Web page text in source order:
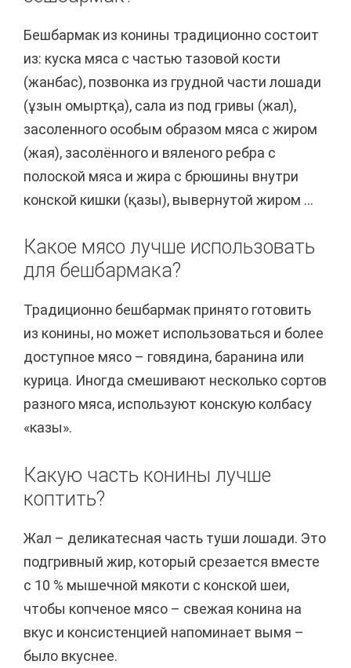
Бешбармак из конины традиционно состоит
из: куска мяса с частью тазовой кости
(жанбас), позвонка из грудной части лошади
(ұзын омыртқа), сала из под гривы (жал),
засоленного особым образом мяса с жиром
(жая), засолённого и вяленого ребрa с
полоской мяса и жира с брюшины внутри
конской кишки (қазы), вывернутой жиром ...
Какое мясо лучше использовать
для бешбармака?
Традиционно бешбармак принято готовить
из конины, но может использоваться и более
доступное мясо – говядина, баранина или
курица. Иногда смешивают несколько сортов
разного мяса, используют конскую колбасу
«казы».
Какую часть конины лучше
коптить?
Жал – деликатесная часть туши лошади. Это
подгривный жир, который срезается вместе
с 10 % мышечной мякоти с конской шеи,
чтобы копченое мясо – свежая конина на
вкус и консистенцией напоминает вымя –
было вкуснее.